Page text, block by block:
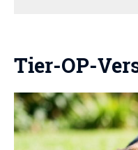
Tier-OP-